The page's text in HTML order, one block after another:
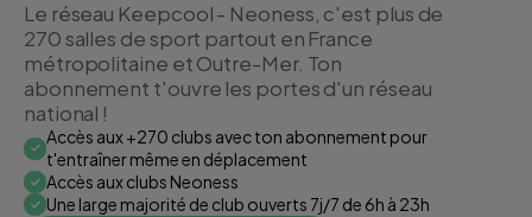
Le réseau Keepcool - Neoness, c'est plus de
270 salles de sport partout en France
métropolitaine et Outre-Mer. Ton
abonnement t'ouvre les portes d'un réseau
national !
Accès aux +270 clubs avec ton abonnement pour
t'entraîner même en déplacement
Accès aux clubs Neoness
Une large majorité de club ouverts 7j/7 de 6h à 23h